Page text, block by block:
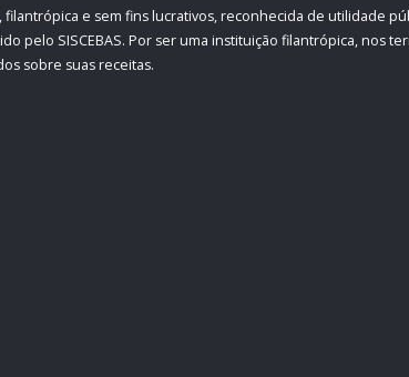
filantrópica e sem fins lucrativos, reconhecida de utilidade
pelo SISCEBAS. Por ser uma instituição filantrópica, nos
sobre suas receitas.